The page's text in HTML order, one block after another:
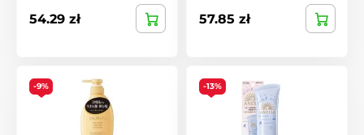
54.29 zł 57.85 zł
-9% -13%